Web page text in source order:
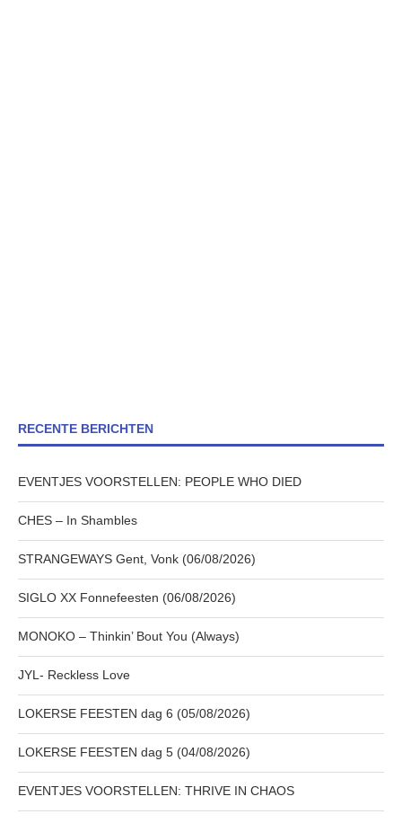
RECENTE BERICHTEN
EVENTJES VOORSTELLEN: PEOPLE WHO DIED
CHES – In Shambles
STRANGEWAYS Gent, Vonk (06/08/2026)
SIGLO XX Fonnefeesten (06/08/2026)
MONOKO – Thinkin’ Bout You (Always)
JYL- Reckless Love
LOKERSE FEESTEN dag 6 (05/08/2026)
LOKERSE FEESTEN dag 5 (04/08/2026)
EVENTJES VOORSTELLEN: THRIVE IN CHAOS